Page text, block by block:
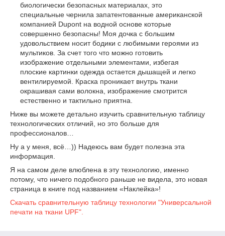
биологически безопасных материалах, это
специальные чернила запатентованные американской
компанией Dupont на водной основе которые
совершенно безопасны! Моя дочка с большим
удовольствием носит бодики с любимыми героями из
мультиков. За счет того что можно готовить
изображение отдельными элементами, избегая
плоские картинки одежда остается дышащей и легко
вентилируемой. Краска проникает внутрь ткани
окрашивая сами волокна, изображение смотрится
естественно и тактильно приятна.
Ниже вы можете детально изучить сравнительную таблицу
технологических отличий, но это больше для
профессионалов…
Ну а у меня, всё…)) Надеюсь вам будет полезна эта
информация.
Я на самом деле влюблена в эту технологию, именно
потому, что ничего подобного раньше не видела, это новая
страница в книге под названием «Наклейка»!
Скачать сравнительную таблицу технологии "Универсальной
печати на ткани UPF".